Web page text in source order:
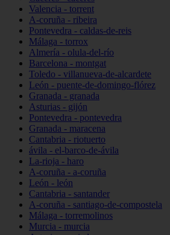
Valencia - torrent
A-coruña - ribeira
Pontevedra - caldas-de-reis
Málaga - torrox
Almería - olula-del-río
Barcelona - montgat
Toledo - villanueva-de-alcardete
León - puente-de-domingo-flórez
Granada - granada
Asturias - gijón
Pontevedra - pontevedra
Granada - maracena
Cantabria - riotuerto
ávila - el-barco-de-ávila
La-rioja - haro
A-coruña - a-coruña
León - león
Cantabria - santander
A-coruña - santiago-de-compostela
Málaga - torremolinos
Murcia - murcia